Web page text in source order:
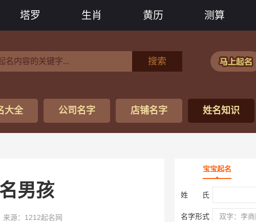
塔罗 生肖 黄历 测算
搜索
大全 公司名字 店铺名字 姓名知识
男孩
来源：1212起名网
宝宝起名
姓 氏
名字形式 双字：李商